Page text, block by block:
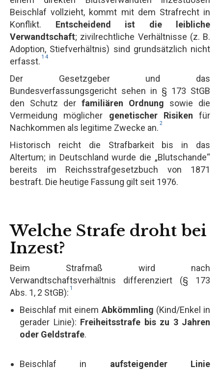
Beischlaf vollzieht, kommt mit dem Strafrecht in
Konflikt. Entscheidend ist die leibliche
Verwandtschaft; zivilrechtliche Verhältnisse (z. B.
Adoption, Stiefverhältnis) sind grundsätzlich nicht
erfasst. 1 4
Der Gesetzgeber und das
Bundesverfassungsgericht sehen in § 173 StGB
den Schutz der familiären Ordnung sowie die
Vermeidung möglicher genetischer Risiken für
Nachkommen als legitime Zwecke an. 2
Historisch reicht die Strafbarkeit bis in das
Altertum; in Deutschland wurde die „Blutschande“
bereits im Reichsstrafgesetzbuch von 1871
bestraft. Die heutige Fassung gilt seit 1976.
Welche Strafe droht bei
Inzest?
Beim Strafmaß wird nach
Verwandtschaftsverhältnis differenziert (§ 173
Abs. 1, 2 StGB): 1
Beischlaf mit einem Abkömmling (Kind/Enkel in
gerader Linie): Freiheitsstrafe bis zu 3 Jahren
oder Geldstrafe.
Beischlaf in aufsteigender Linie